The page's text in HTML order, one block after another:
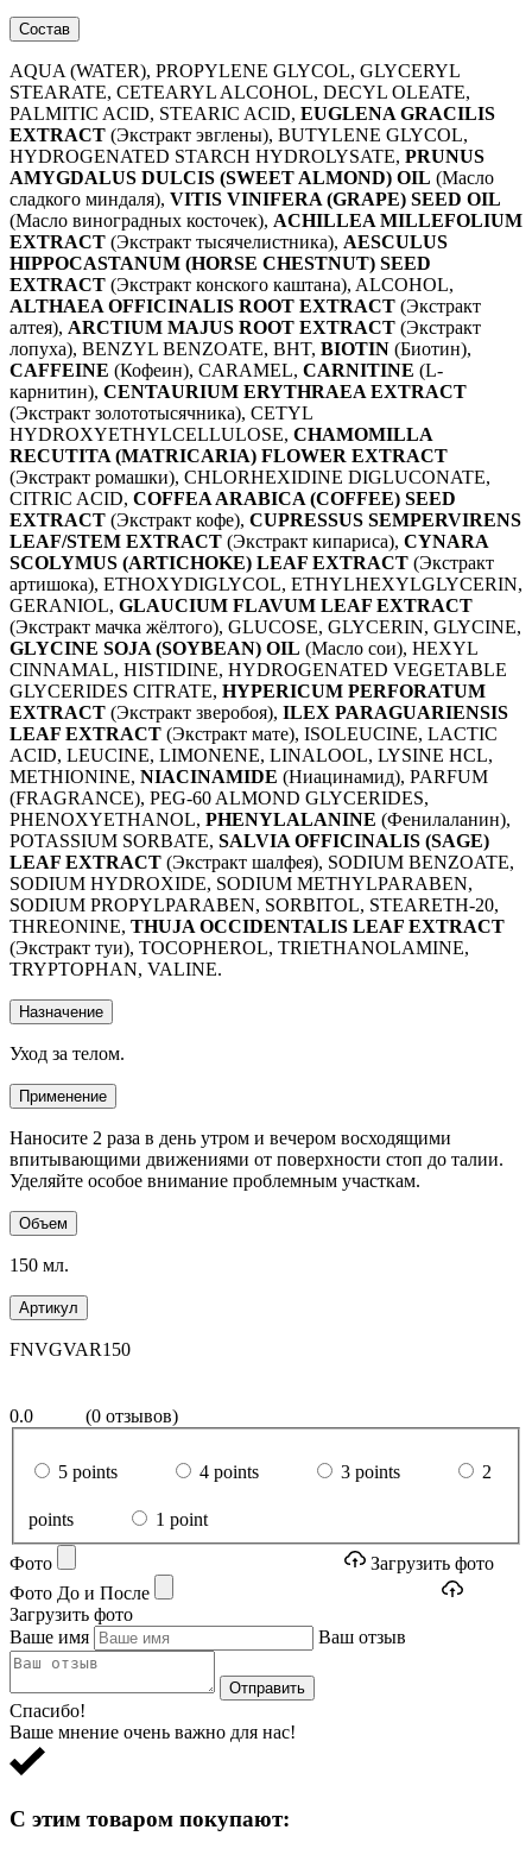
Состав
AQUA (WATER), PROPYLENE GLYCOL, GLYCERYL
STEARATE, CETEARYL ALCOHOL, DECYL OLEATE,
PALMITIC ACID, STEARIC ACID, EUGLENA GRACILIS
EXTRACT (Экстракт эвглены), BUTYLENE GLYCOL,
HYDROGENATED STARCH HYDROLYSATE, PRUNUS
AMYGDALUS DULCIS (SWEET ALMOND) OIL (Масло
сладкого миндаля), VITIS VINIFERA (GRAPE) SEED OIL
(Масло виноградных косточек), ACHILLEA MILLEFOLIUM
EXTRACT (Экстракт тысячелистника), AESCULUS
HIPPOCASTANUM (HORSE CHESTNUT) SEED
EXTRACT (Экстракт конского каштана), ALCOHOL,
ALTHAEA OFFICINALIS ROOT EXTRACT (Экстракт
алтея), ARCTIUM MAJUS ROOT EXTRACT (Экстракт
лопуха), BENZYL BENZOATE, BHT, BIOTIN (Биотин),
CAFFEINE (Кофеин), CARAMEL, CARNITINE (L-
карнитин), CENTAURIUM ERYTHRAEA EXTRACT
(Экстракт золототысячника), CETYL
HYDROXYETHYLCELLULOSE, CHAMOMILLA
RECUTITA (MATRICARIA) FLOWER EXTRACT
(Экстракт ромашки), CHLORHEXIDINE DIGLUCONATE,
CITRIC ACID, COFFEA ARABICA (COFFEE) SEED
EXTRACT (Экстракт кофе), CUPRESSUS SEMPERVIRENS
LEAF/STEM EXTRACT (Экстракт кипариса), CYNARA
SCOLYMUS (ARTICHOKE) LEAF EXTRACT (Экстракт
артишока), ETHOXYDIGLYCOL, ETHYLHEXYLGLYCERIN,
GERANIOL, GLAUCIUM FLAVUM LEAF EXTRACT
(Экстракт мачка жёлтого), GLUCOSE, GLYCERIN, GLYCINE,
GLYCINE SOJA (SOYBEAN) OIL (Масло сои), HEXYL
CINNAMAL, HISTIDINE, HYDROGENATED VEGETABLE
GLYCERIDES CITRATE, HYPERICUM PERFORATUM
EXTRACT (Экстракт зверобоя), ILEX PARAGUARIENSIS
LEAF EXTRACT (Экстракт мате), ISOLEUCINE, LACTIC
ACID, LEUCINE, LIMONENE, LINALOOL, LYSINE HCL,
METHIONINE, NIACINAMIDE (Ниацинамид), PARFUM
(FRAGRANCE), PEG-60 ALMOND GLYCERIDES,
PHENOXYETHANOL, PHENYLALANINE (Фенилаланин),
POTASSIUM SORBATE, SALVIA OFFICINALIS (SAGE)
LEAF EXTRACT (Экстракт шалфея), SODIUM BENZOATE,
SODIUM HYDROXIDE, SODIUM METHYLPARABEN,
SODIUM PROPYLPARABEN, SORBITOL, STEARETH-20,
THREONINE, THUJA OCCIDENTALIS LEAF EXTRACT
(Экстракт туи), TOCOPHEROL, TRIETHANOLAMINE,
TRYPTOPHAN, VALINE.
Назначение
Уход за телом.
Применение
Наносите 2 раза в день утром и вечером восходящими
впитывающими движениями от поверхности стоп до талии.
Уделяйте особое внимание проблемным участкам.
Объем
150 мл.
Артикул
FNVGVAR150
0.0 (0 отзывов)
5 points 4 points 3 points 2
points 1 point
Фото
Загрузить фото
Фото До и После
Загрузить фото
Ваше имя
Ваш отзыв
Отправить
Спасибо!
Ваше мнение очень важно для нас!
С этим товаром покупают: